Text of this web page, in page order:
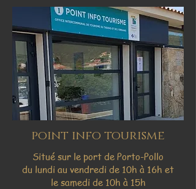
point info tourisme
Situé sur le port de Porto-Pollo
du lundi au vendredi de 10h à 16h et
le samedi de 10h à 15h